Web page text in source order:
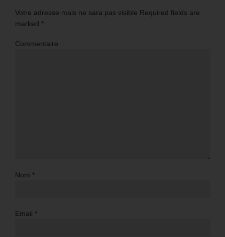
Votre adresse mais ne sara pas visible Required fields are
marked *
Commentaire
Nom *
Email *